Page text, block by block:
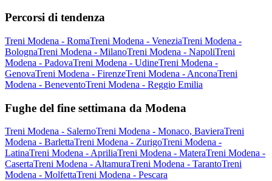
Percorsi di tendenza
Treni Modena - RomaTreni Modena - VeneziaTreni Modena -
BolognaTreni Modena - MilanoTreni Modena - NapoliTreni
Modena - PadovaTreni Modena - UdineTreni Modena -
GenovaTreni Modena - FirenzeTreni Modena - AnconaTreni
Modena - BeneventoTreni Modena - Reggio Emilia
Fughe del fine settimana da Modena
Treni Modena - SalernoTreni Modena - Monaco, BavieraTreni
Modena - BarlettaTreni Modena - ZurigoTreni Modena -
LatinaTreni Modena - ApriliaTreni Modena - MateraTreni Modena -
CasertaTreni Modena - AltamuraTreni Modena - TarantoTreni
Modena - MolfettaTreni Modena - Pescara